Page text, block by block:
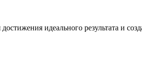
идеального результата и